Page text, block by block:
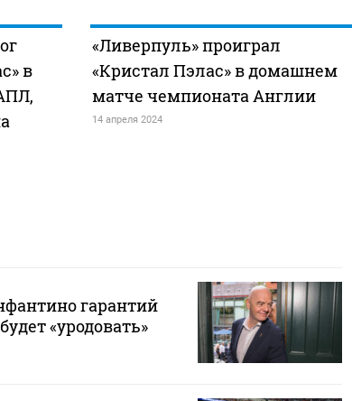
в
«Ливерпуль» проиграл
«Кристал Пэлас» в домашнем
матче чемпионата Англии
14 апреля 2024
гарантий
«уродовать»